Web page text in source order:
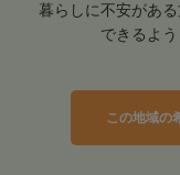
暮らしに不安があ
できるよ
この地域の